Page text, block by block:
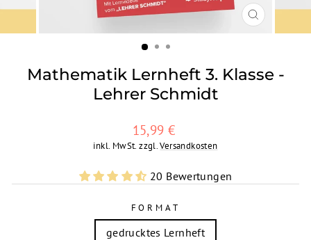
ESC)
Mathematik Lernheft 3. Klasse -
Lehrer Schmidt
Normaler
Preis
15,99 €
inkl. MwSt. zzgl.Versandkosten
20 Bewertungen
FORMAT
gedrucktes Lernheft